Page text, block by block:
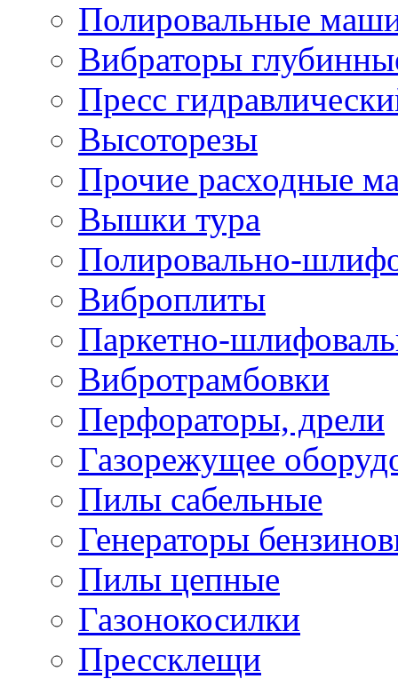
Полировальные
Вибраторы
Пресс
Высоторезы
Прочие расходные
Вышки тура
Полировально-
Виброплиты
Паркетно-
Вибротрамбовки
Перфораторы, дрели
Газорежущее
Пилы сабельные
Генераторы
Пилы цепные
Газонокосилки
Прессклещи